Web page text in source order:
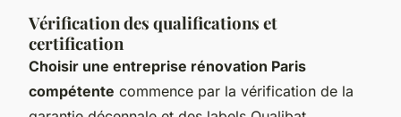
Vérification des qualifications et
certification
Choisir une entreprise rénovation Paris
compétente commence par la vérification de la